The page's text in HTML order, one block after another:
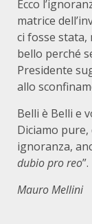
Ecco
matrice
ci fosse stata,
bello perché
Presidente
allo
Belli è Belli e
Diciamo
ignoranza,
dubio pro reo”.
Mauro Mellini